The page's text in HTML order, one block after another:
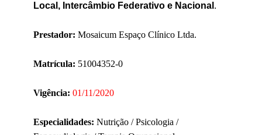
Local, Intercâmbio Federativo e Nacional .
Prestador: Mosaicum Espaço Clínico Ltda.
Matrícula: 51004352-0
Vigência: 01/11/2020
Especialidades: Nutrição / Psicologia /